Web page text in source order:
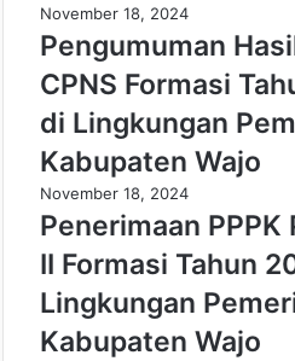
November 18, 2024
Pengumuman
CPNS Formasi
di Lingkungan
Kabupaten Wajo
November 18, 2024
Penerimaan PPPK
II Formasi Tahun
Lingkungan
Kabupaten Wajo